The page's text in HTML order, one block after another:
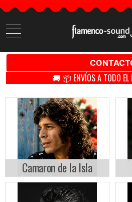
Buscar
productos
🚚 📦 ENVÍOS A TODO
Camaron de la Isla